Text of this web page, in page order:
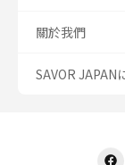
關於我們
SAVOR